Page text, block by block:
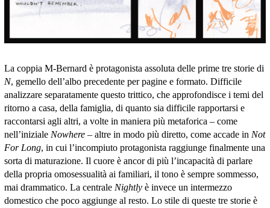
La coppia M-Bernard è protagonista assoluta delle prime tre storie di
N, gemello dell’albo precedente per pagine e formato. Difficile
analizzare separatamente questo trittico, che approfondisce i temi del
ritorno a casa, della famiglia, di quanto sia difficile rapportarsi e
raccontarsi agli altri, a volte in maniera più metaforica – come
nell’iniziale Nowhere– altre in modo più diretto, come accade in Not
For Long, in cui l’incompiuto protagonista raggiunge finalmente una
sorta di maturazione. Il cuore è ancor di più l’incapacità di parlare
della propria omosessualità ai familiari, il tono è sempre sommesso,
mai drammatico. La centrale Nightlyè invece un intermezzo
domestico che poco aggiunge al resto. Lo stile di queste tre storie è